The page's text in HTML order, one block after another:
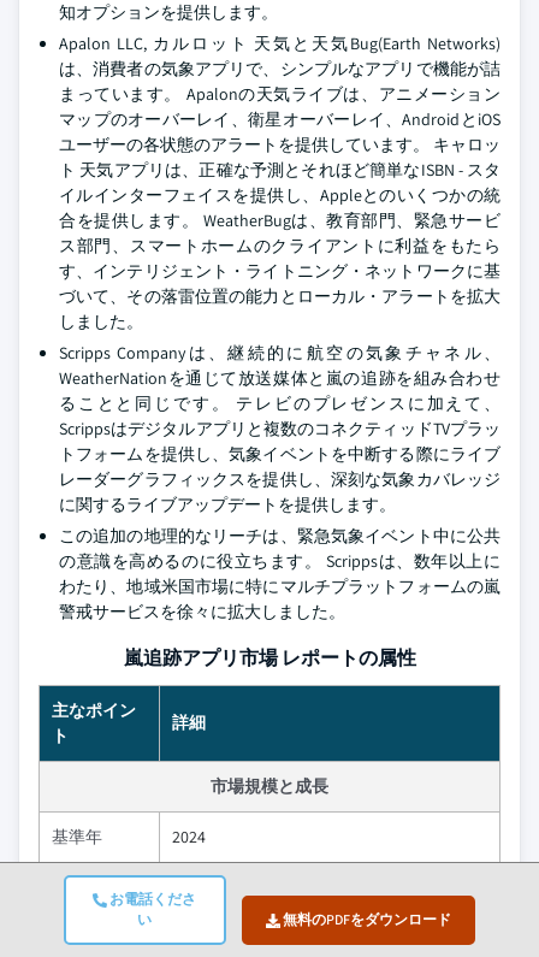
お電話くださ
い
無料のPDFをダウンロード
知オプションを提供します。
Apalon LLC, カルロット 天気と天気Bug(Earth Networks)
は、消費者の気象アプリで、シンプルなアプリで機能が詰
まっています。 Apalonの天気ライブは、アニメーション
マップのオーバーレイ、衛星オーバーレイ、AndroidとiOS
ユーザーの各状態のアラートを提供しています。 キャロッ
ト 天気アプリは、正確な予測とそれほど簡単なISBN - スタ
イルインターフェイスを提供し、Appleとのいくつかの統
合を提供します。 WeatherBugは、教育部門、緊急サービ
ス部門、スマートホームのクライアントに利益をもたら
す、インテリジェント・ライトニング・ネットワークに基
づいて、その落雷位置の能力とローカル・アラートを拡大
しました。
Scripps Companyは、継続的に航空の気象チャネル、
WeatherNationを通じて放送媒体と嵐の追跡を組み合わせ
ることと同じです。 テレビのプレゼンスに加えて、
Scrippsはデジタルアプリと複数のコネクティッドTVプラッ
トフォームを提供し、気象イベントを中断する際にライブ
レーダーグラフィックスを提供し、深刻な気象カバレッジ
に関するライブアップデートを提供します。
この追加の地理的なリーチは、緊急気象イベント中に公共
の意識を高めるのに役立ちます。 Scrippsは、数年以上に
わたり、地域米国市場に特にマルチプラットフォームの嵐
警戒サービスを徐々に拡大しました。
嵐追跡アプリ市場 レポートの属性
主なポイン
ト
詳細
市場規模と成長
基準年 2024
市場規模で
USD 914 Million